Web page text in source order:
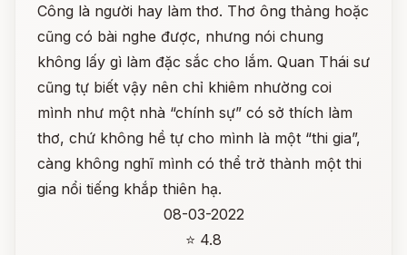
Công là người hay làm thơ. Thơ ông thảng hoặc
cũng có bài nghe được, nhưng nói chung
không lấy gì làm đặc sắc cho lắm. Quan Thái sư
cũng tự biết vậy nên chỉ khiêm nhường coi
mình như một nhà “chính sự” có sở thích làm
thơ, chứ không hề tự cho mình là một “thi gia”,
càng không nghĩ mình có thể trở thành một thi
gia nổi tiếng khắp thiên hạ.
08-03-2022
⭐ 4.8